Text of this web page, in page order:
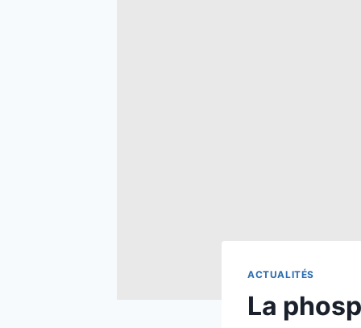
ACTUALITÉS
La